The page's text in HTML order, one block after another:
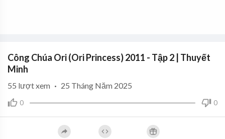
Công Chúa Ori (Ori Princess) 2011 - Tập 2 | Thuyết
Minh
0 0
55 lượt xem · 25 Tháng Năm 2025